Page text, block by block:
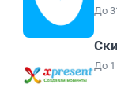
До
До 1